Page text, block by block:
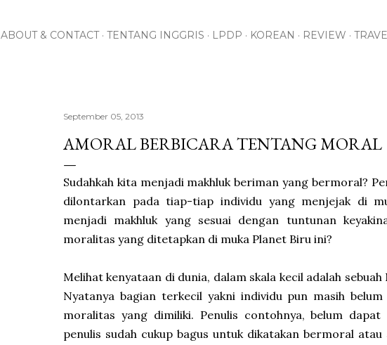
ABOUT & CONTACT TENTANG INGGRIS LPDP KOREAN REVIEW
September 05, 2013
AMORAL BERBICARA TENTANG MORAL
Sudahkah kita menjadi makhluk beriman yang bermoral?
dilontarkan pada tiap-tiap individu yang menjejak di
menjadi makhluk yang sesuai dengan tuntunan
moralitas yang ditetapkan di muka Planet Biru ini?
Melihat kenyataan di dunia, dalam skala kecil adalah
Nyatanya bagian terkecil yakni individu pun masih
moralitas yang dimiliki. Penulis contohnya, belum dapat
penulis sudah cukup bagus untuk dikatakan bermoral